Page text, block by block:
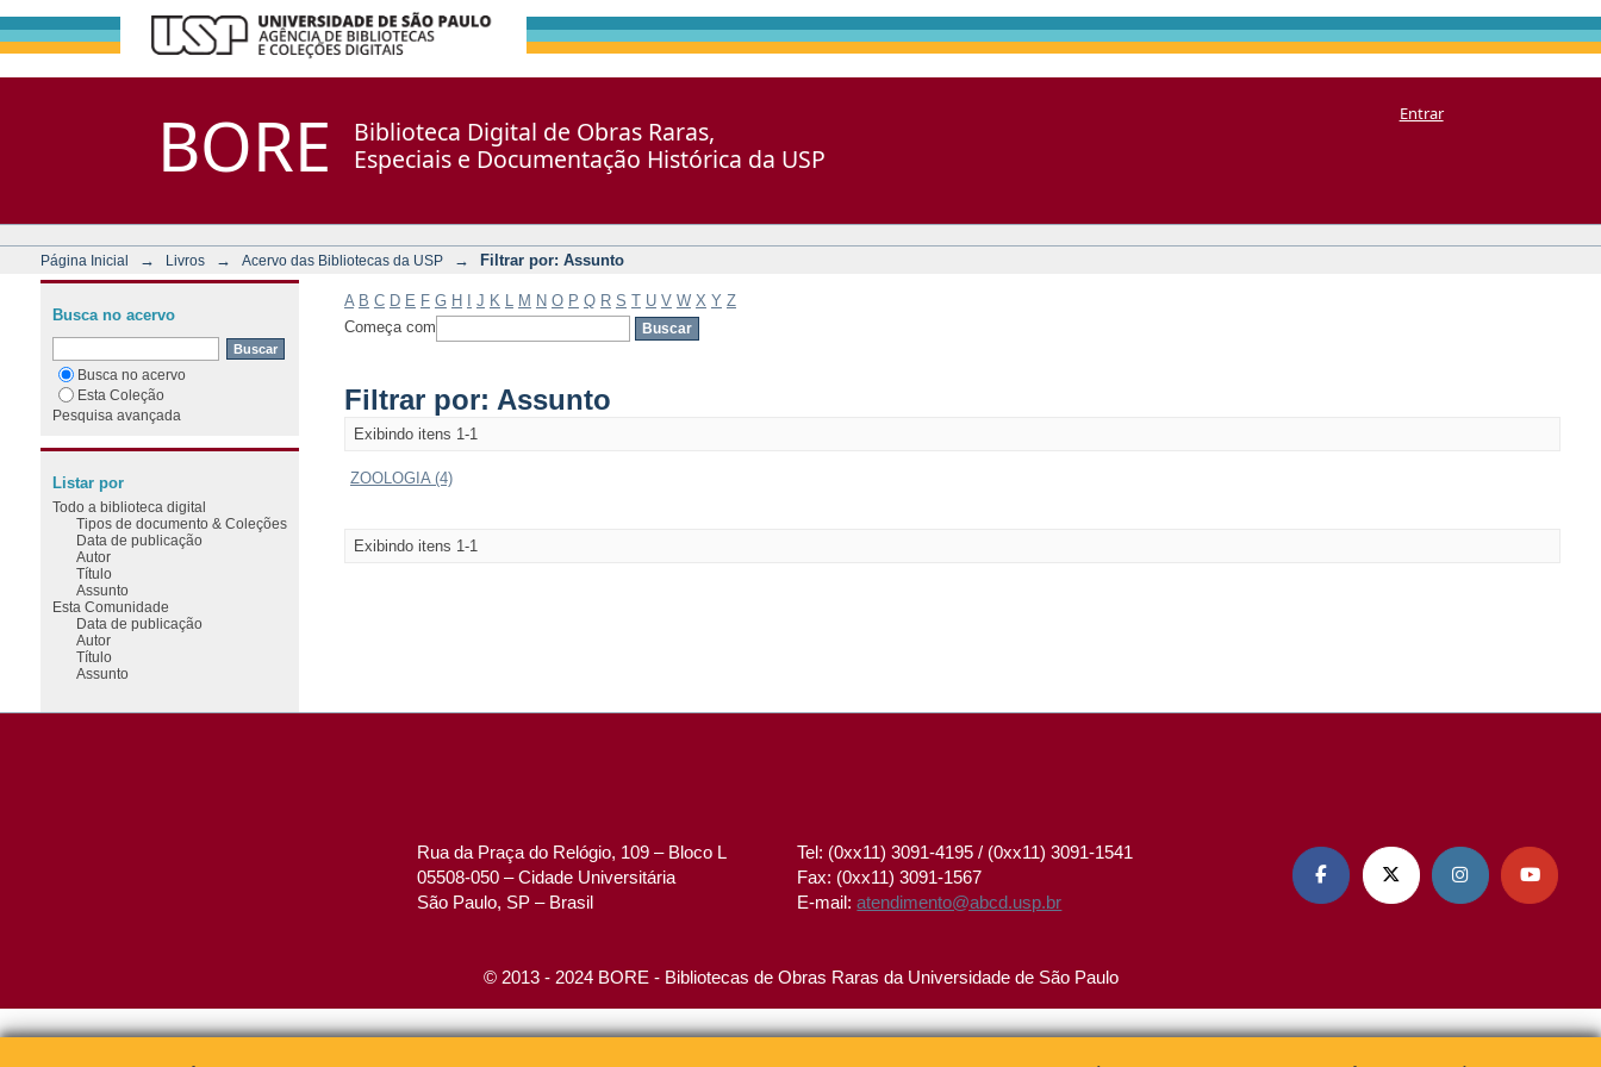
BORE
Biblioteca Digital de Obras Raras,
Especiais e Documentação Histórica da USP
Entrar
Página Inicial → Livros → Acervo das Bibliotecas da USP → Filtrar por: Assunto
A B C D E F G H J K M N O P Q R S T U V W X Y Z
Começa com
Filtrar por: Assunto
Exibindo itens 1-1
ZOOLOGIA (4)
Exibindo itens 1-1
Busca no acervo
Busca no acervo
Esta Coleção
Pesquisa avançada
Listar por
Todo a biblioteca digital
Tipos de documento & Coleções
Data de publicação
Autor
Título
Assunto
Esta Comunidade
Data de publicação
Autor
Título
Assunto
Rua da Praça do Relógio, 109 – Bloco L
05508-050 – Cidade Universitária
São Paulo, SP – Brasil
Tel: (0xx11) 3091-4195 / (0xx11) 3091-1541
Fax: (0xx11) 3091-1567
E-mail:atendimento@abcd.usp.br
   
© 2013 - 2024 BORE - Bibliotecas de Obras Raras da Universidade de São Paulo